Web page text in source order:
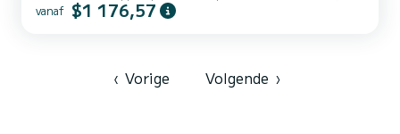
en een comfortabele cabine combineert - perfect voor gezinnen,
spontane dagtochten tot comfortabele halve dag cruises. De Flyer
vanaf $1 176,57
‹ Vorige Volgende ›